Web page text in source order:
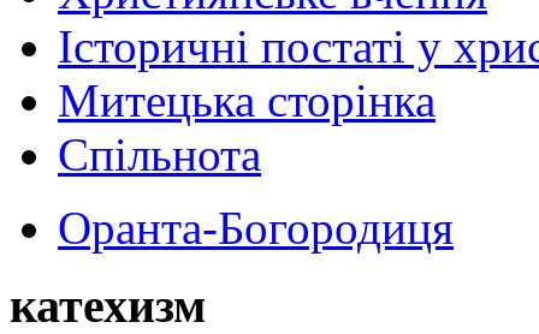
Історичні постаті у
Митецька сторінка
Спільнота
Оранта-Богородиця
катехизм